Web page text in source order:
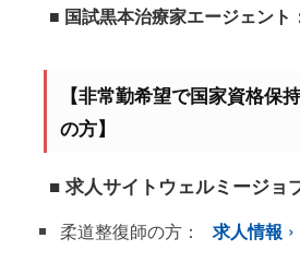
■ 国試黒本治療家エージェント
【非常勤希望で国家資格保
の方】
■ 求人サイトウェルミージョ
柔道整復師の方：
求人情報